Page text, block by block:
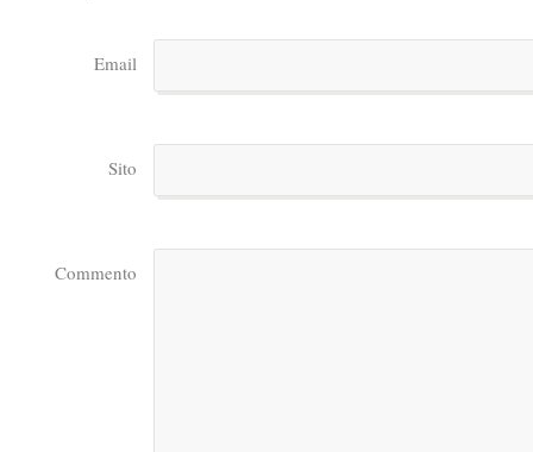
Email
Sito
Commento